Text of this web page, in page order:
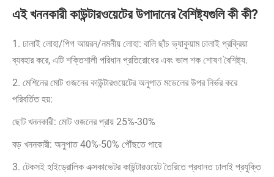
এই খননকারী কাউন্টারওয়েটের উপাদানের বৈশিষ্ট্যগুলি কী কী?
1. ঢালাই লোহা/পিগ আয়রন/নমনীয় লোহা: বালি ছাঁচ ভ্যাকুয়াম ঢালাই প্রক্রিয়া
ব্যবহার করে, এটি শক্তিশালী পরিধান প্রতিরোধের এবং ভাল শক শোষণ বৈশিষ্ট্য.
2. মেশিনের মোট ওজনের কাউন্টারওয়েটের অনুপাত মডেলের উপর নির্ভর করে
পরিবর্তিত হয়:
ছোট খননকারী: মোট ওজনের প্রায় 25%-30%
বড় খননকারী: অনুপাত 40%-50% পৌঁছতে পারে
3. টেকসই হাইড্রোলিক এক্সকাভেটর কাউন্টারওয়েট তৈরিতে প্রধানত ঢালাই প্রযুক্তি